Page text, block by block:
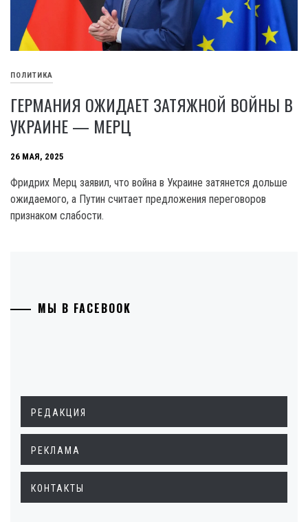
ПОЛИТИКА
ГЕРМАНИЯ ОЖИДАЕТ ЗАТЯЖНОЙ ВОЙНЫ В
УКРАИНЕ — МЕРЦ
26 МАЯ, 2025
Фридрих Мерц заявил, что война в Украине затянется дольше
ожидаемого, а Путин считает предложения переговоров
признаком слабости.
МЫ В FACEBOOK
РЕДАКЦИЯ
РЕКЛАМА
КОНТАКТЫ